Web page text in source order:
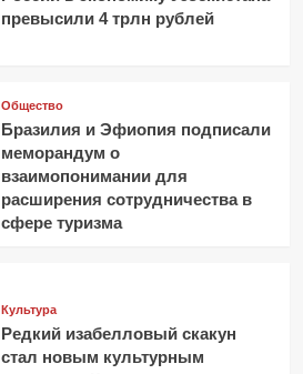
превысили 4 трлн рублей
Общество
Бразилия и Эфиопия подписали
меморандум о
взаимопонимании для
расширения сотрудничества в
сфере туризма
Культура
Редкий изабелловый скакун
стал новым культурным